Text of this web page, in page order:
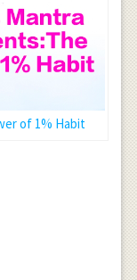
of 1% Habit